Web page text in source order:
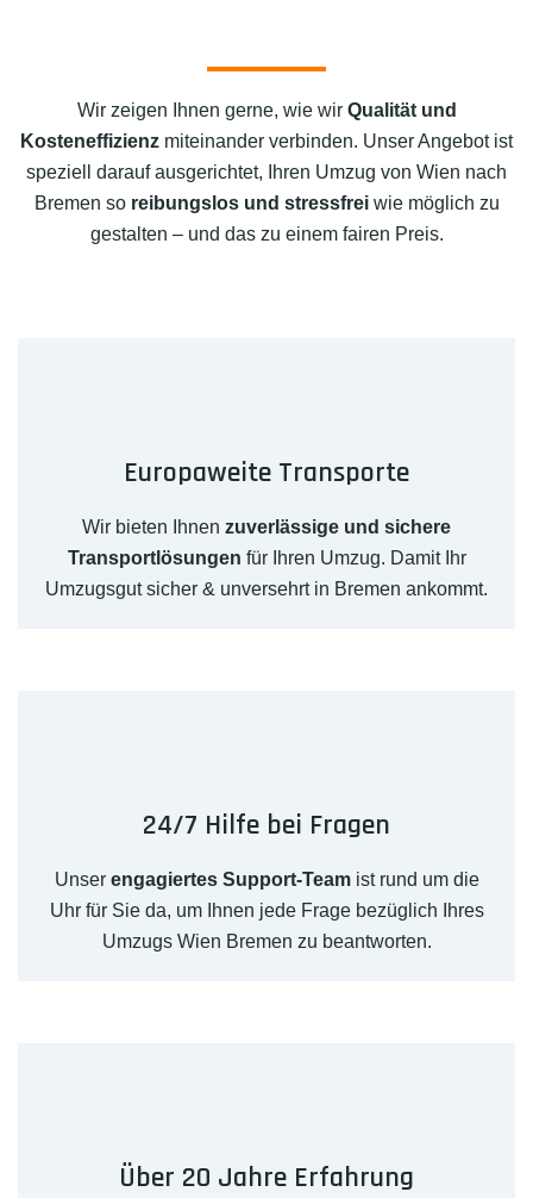
Wir zeigen Ihnen gerne, wie wir Qualität und
Kosteneffizienz miteinander verbinden. Unser Angebot ist
speziell darauf ausgerichtet, Ihren Umzug von Wien nach
Bremen so reibungslos und stressfreiwie möglich zu
gestalten – und das zu einem fairen Preis.
Europaweite Transporte
Wir bieten Ihnen zuverlässige und sichere
Transportlösungen für Ihren Umzug. Damit Ihr
Umzugsgut sicher & unversehrt in Bremen ankommt.
24/7 Hilfe bei Fragen
Unser engagiertes Support-Teamist rund um die
Uhr für Sie da, um Ihnen jede Frage bezüglich Ihres
Umzugs Wien Bremen zu beantworten.
Über 20 Jahre Erfahrung